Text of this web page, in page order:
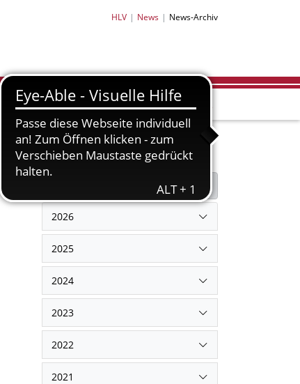
HLV News News-Archiv
BILDUNG
HLV-
PARTNER
HLV-
SHOP
Filter
2026
2025
2024
2023
2022
2021